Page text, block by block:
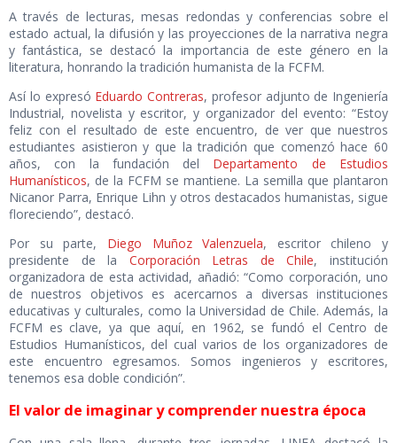
A través de lecturas, mesas redondas y conferencias sobre el
estado actual, la difusión y las proyecciones de la narrativa negra
y fantástica, se destacó la importancia de este género en la
literatura, honrando la tradición humanista de la FCFM.
Así lo expresó Eduardo Contreras, profesor adjunto de Ingeniería
Industrial, novelista y escritor, y organizador del evento: “Estoy
feliz con el resultado de este encuentro, de ver que nuestros
estudiantes asistieron y que la tradición que comenzó hace 60
años, con la fundación del Departamento de Estudios
Humanísticos, de la FCFM se mantiene. La semilla que plantaron
Nicanor Parra, Enrique Lihn y otros destacados humanistas, sigue
floreciendo”, destacó.
Por su parte, Diego Muñoz Valenzuela, escritor chileno y
presidente de la Corporación Letras de Chile, institución
organizadora de esta actividad, añadió: “Como corporación, uno
de nuestros objetivos es acercarnos a diversas instituciones
educativas y culturales, como la Universidad de Chile. Además, la
FCFM es clave, ya que aquí, en 1962, se fundó el Centro de
Estudios Humanísticos, del cual varios de los organizadores de
este encuentro egresamos. Somos ingenieros y escritores,
tenemos esa doble condición”.
El valor de imaginar y comprender nuestra época